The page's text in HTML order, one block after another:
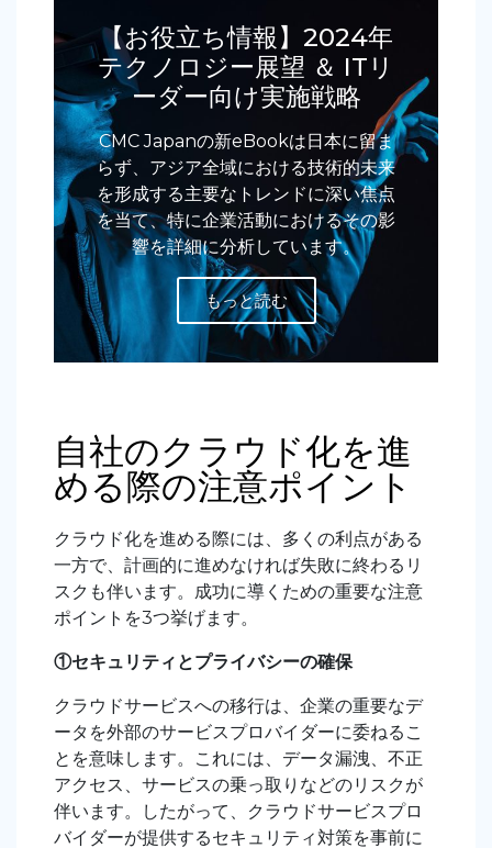
【お役立ち情報】2024年
テクノロジー展望 ＆ ITリ
ーダー向け実施戦略
CMC Japanの新eBookは日本に留ま
らず、アジア全域における技術的未来
を形成する主要なトレンドに深い焦点
を当て、特に企業活動におけるその影
響を詳細に分析しています。
もっと読む
自社のクラウド化を進
める際の注意ポイント
クラウド化を進める際には、多くの利点がある
一方で、計画的に進めなければ失敗に終わるリ
スクも伴います。成功に導くための重要な注意
ポイントを3つ挙げます。
①セキュリティとプライバシーの確保
クラウドサービスへの移行は、企業の重要なデ
ータを外部のサービスプロバイダーに委ねるこ
とを意味します。これには、データ漏洩、不正
アクセス、サービスの乗っ取りなどのリスクが
伴います。したがって、クラウドサービスプロ
バイダーが提供するセキュリティ対策を事前に